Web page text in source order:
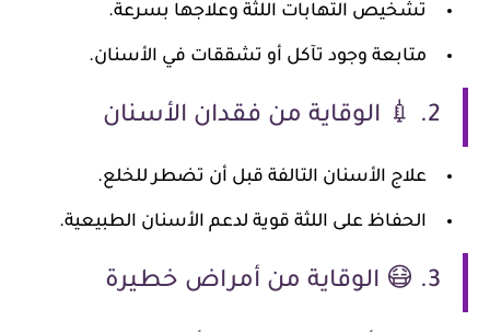
تشخيص التهابات اللثة وعلاجها بسرعة.
متابعة وجود تآكل أو تشققات في الأسنان.
2. 💉 الوقاية من فقدان الأسنان
علاج الأسنان التالفة قبل أن تضطر للخلع.
الحفاظ على اللثة قوية لدعم الأسنان الطبيعية.
3. 😷 الوقاية من أمراض خطيرة